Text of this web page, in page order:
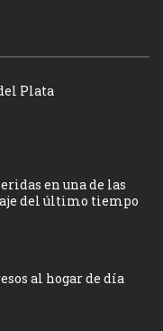
Plata
en una de las
del último tiempo
al hogar de día